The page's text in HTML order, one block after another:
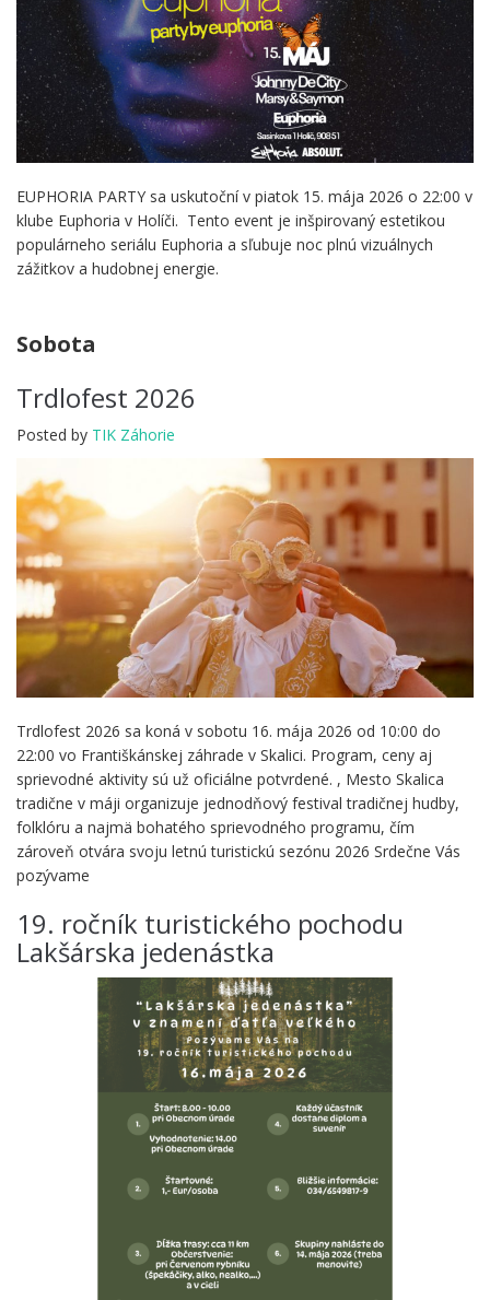
EUPHORIA PARTY sa uskutoční v piatok 15. mája 2026 o 22:00 v
klube Euphoria v Holíči. Tento event je inšpirovaný estetikou
populárneho seriálu Euphoria a sľubuje noc plnú vizuálnych
zážitkov a hudobnej energie.
Sobota
Trdlofest 2026
Posted by TIK Záhorie
Trdlofest 2026 sa koná v sobotu 16. mája 2026 od 10:00 do
22:00 vo Františkánskej záhrade v Skalici. Program, ceny aj
sprievodné aktivity sú už oficiálne potvrdené. , Mesto Skalica
tradične v máji organizuje jednodňový festival tradičnej hudby,
folklóru a najmä bohatého sprievodného programu, čím
zároveň otvára svoju letnú turistickú sezónu 2026 Srdečne Vás
pozývame
19. ročník turistického pochodu
Lakšárska jedenástka